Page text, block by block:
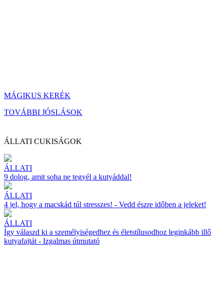
MÁGIKUS KERÉK
TOVÁBBI JÓSLÁSOK
ÁLLATI CUKISÁGOK
ÁLLATI
9 dolog, amit soha ne tegyél a kutyáddal!
ÁLLATI
4 jel, hogy a macskád túl stresszes! - Vedd észre időben a jeleket!
ÁLLATI
Így válaszd ki a személyiségedhez és életstílusodhoz leginkább illő
kutyafajtát - Izgalmas útmutató